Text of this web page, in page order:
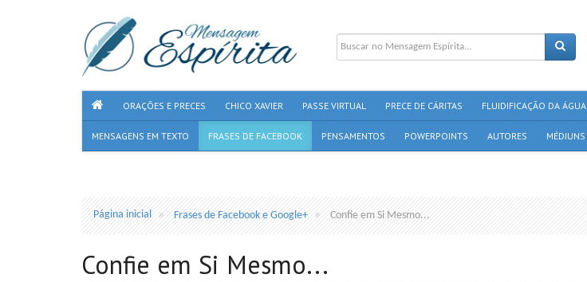
ORAÇÕES E PRECES CHICO XAVIER PASSE VIRTUAL PRECE DE CÁRITAS FLUIDIFICAÇÃO DA ÁGUA
MENSAGENS EM TEXTO FRASES DE FACEBOOK PENSAMENTOS POWERPOINTS AUTORES MÉDIUNS
Página inicial Frases de Facebook e Google+ Confie em Si Mesmo...
Confie em Si Mesmo...